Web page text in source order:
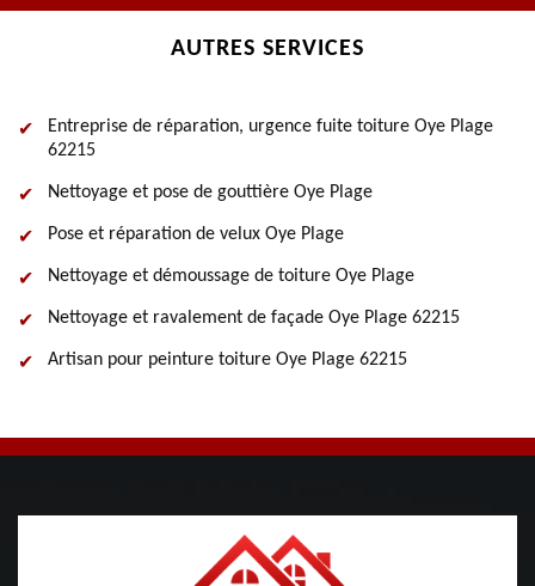
AUTRES SERVICES
Entreprise de réparation, urgence fuite toiture Oye Plage
62215
Nettoyage et pose de gouttière Oye Plage
Pose et réparation de velux Oye Plage
Nettoyage et démoussage de toiture Oye Plage
Nettoyage et ravalement de façade Oye Plage 62215
Artisan pour peinture toiture Oye Plage 62215